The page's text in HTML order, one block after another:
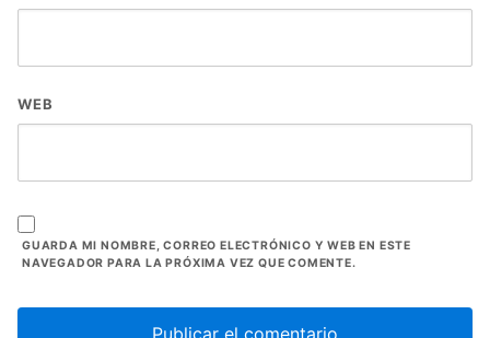
WEB
GUARDA MI NOMBRE, CORREO ELECTRÓNICO Y WEB EN ESTE
NAVEGADOR PARA LA PRÓXIMA VEZ QUE COMENTE.